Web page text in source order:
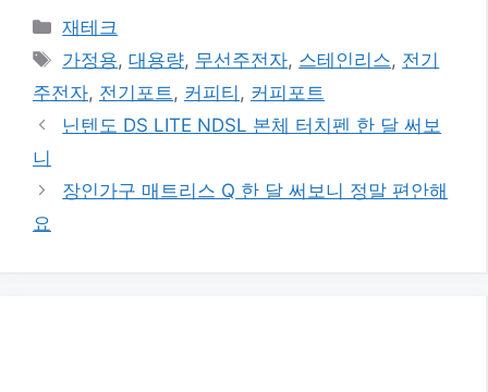
카
테
리
재테크
태
그
가정용,대용량, 무선주전자, 스테인리스, 전기
주전자, 전기포트, 커피티 , 커피포트
닌텐도 DS LITE NDSL 본체 터치펜 한 달 써보
니
장인가구 매트리스 Q 한 달 써보니 정말 편안해
요